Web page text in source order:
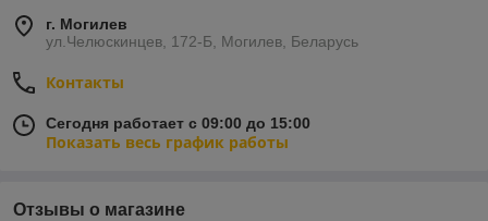
г. Могилев
ул.Челюскинцев, 172-Б, Могилев, Беларусь
Контакты
Сегодня работает с 09:00 до 15:00
Показать весь график работы
Отзывы о магазине